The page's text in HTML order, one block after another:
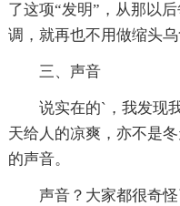
了这项“发明”，从那以
调，就再也不用做缩头乌
三、声音
说实在的`，我发现我
天给人的凉爽，亦不是
的声音。
声音？大家都很奇怪